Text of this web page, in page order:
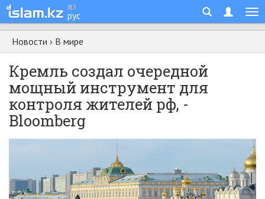
қаз
рус
Новости › В мире
Кремль создал очередной
мощный инструмент для
контроля жителей рф, -
Bloomberg